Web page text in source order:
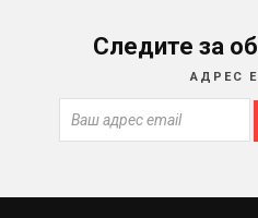
Следите за
АДРЕС